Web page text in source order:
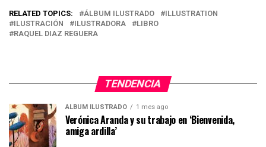
RELATED TOPICS: ÁLBUM ILUSTRADO
ILLUSTRATION
ILUSTRACIÓN
ILUSTRADORA
LIBRO
RAQUEL DIAZ REGUERA
TENDENCIA
ÁLBUM ILUSTRADO 1 mes ago
Verónica Aranda y su trabajo en ‘Bienvenida,
amiga ardilla’